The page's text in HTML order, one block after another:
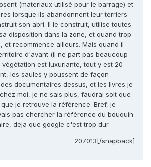
(materiaux utilisé pour le barrage) et
lorsque ils abandonnent leur terriers
son abri. Il le construit, utilise toutes
disposition dans la zone, et quand trop
et recommence ailleurs. Mais quand il
d'avant (il ne part pas beaucoup
végétation est luxuriante, tout y est 20
les saules y poussent de façon
documentaires dessus, et les livres je
moi, je ne sais plus, faudrai soit que
je retrouve la référence. Bref, je
pas chercher la référence du bouquin
deja que google c'est trop dur.
207013[/snapback]